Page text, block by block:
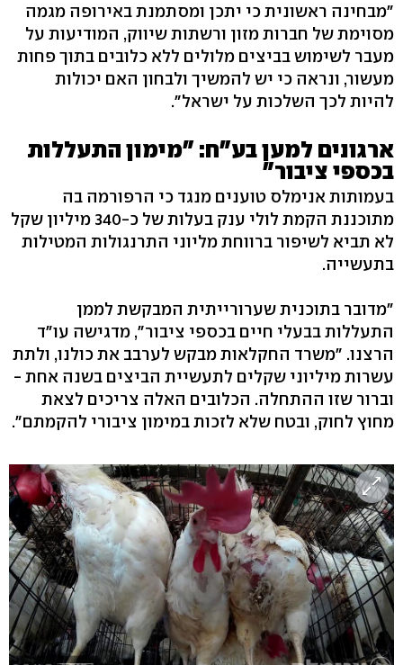
"מבחינה ראשונית כי יתכן ומסתמנת באירופה מגמה
מסוימת של חברות מזון ורשתות שיווק, המודיעות על
מעבר לשימוש בביצים מלולים ללא כלובים בתוך פחות
מעשור, ונראה כי יש להמשיך ולבחון האם יכולות
להיות לכך השלכות על ישראל".
ארגונים למען בע"ח: "מימון התעללות
בכספי ציבור"
בעמותות אנימלס טוענים מנגד כי הרפורמה בה
מתוכננת הקמת לולי ענק בעלות של כ-340 מיליון שקל
לא תביא לשיפור ברווחת מליוני התרנגולות המטילות
בתעשייה.
"מדובר בתוכנית שערורייתית המבקשת לממן
התעללות בבעלי חיים בכספי ציבור", מדגישה עו"ד
הרצנו. "משרד החקלאות מבקש לערבב את כולנו, ולתת
עשרות מיליוני שקלים לתעשיית הביצים בשנה אחת -
וברור שזו ההתחלה. הכלובים האלה צריכים לצאת
מחוץ לחוק, ובטח שלא לזכות במימון ציבורי להקמתם".